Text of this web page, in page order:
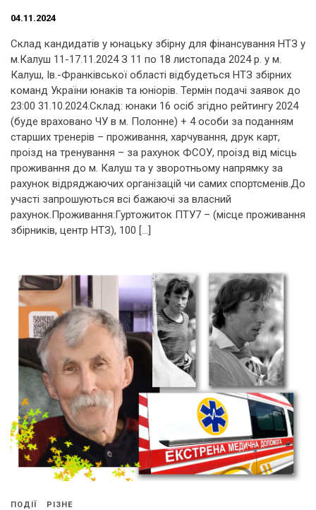
04.11.2024
Склад кандидатів у юнацьку збірну для фінансування НТЗ у
м.Калуш 11-17.11.2024 З 11 по 18 листопада 2024 р. у м.
Калуш, Ів.-Франківської області відбудеться НТЗ збірних
команд України юнаків та юніорів. Термін подачі заявок до
23:00 31.10.2024.Склад: юнаки 16 осіб згідно рейтингу 2024
(буде враховано ЧУ в м. Полонне) + 4 особи за поданням
старших тренерів – проживання, харчування, друк карт,
проізд на тренування – за рахунок ФСОУ, проізд від місць
проживання до м. Калуш та у зворотньому напрямку за
рахунок відряджаючих організацій чи самих спортсменів.До
участі запрошуються всі бажаючі за власний
рахунок.Проживання:Гуртожиток ПТУ7 – (місце проживання
збірників, центр НТЗ), 100 […]
ПОДІЇ РІЗНЕ